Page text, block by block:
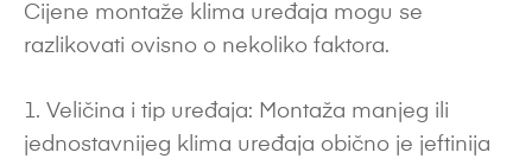
Cijene montaže klima uređaja mogu se
razlikovati ovisno o nekoliko faktora.
1. Veličina i tip uređaja: Montaža manjeg ili
jednostavnijeg klima uređaja obično je jeftinija